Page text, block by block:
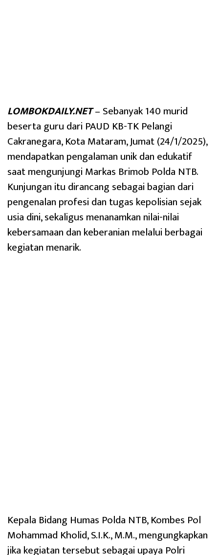
LOMBOKDAILY.NET– Sebanyak 140 murid
beserta guru dari PAUD KB-TK Pelangi
Cakranegara, Kota Mataram, Jumat (24/1/2025),
mendapatkan pengalaman unik dan edukatif
saat mengunjungi Markas Brimob Polda NTB.
Kunjungan itu dirancang sebagai bagian dari
pengenalan profesi dan tugas kepolisian sejak
usia dini, sekaligus menanamkan nilai-nilai
kebersamaan dan keberanian melalui berbagai
kegiatan menarik.
Kepala Bidang Humas Polda NTB, Kombes Pol
Mohammad Kholid, S.I.K., M.M., mengungkapkan
jika kegiatan tersebut sebagai upaya Polri